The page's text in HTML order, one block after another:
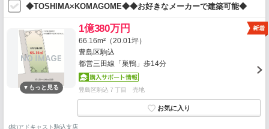
◆TOSHIMA×KOMAGOME◆◆お好きなメーカーで建築可能◆
1億380万円
66.16m²（20.01坪）
豊島区駒込
都営三田線「巣鴨」歩14分
豊島区駒込７丁目 売地
(株)アドキャスト駒込支店